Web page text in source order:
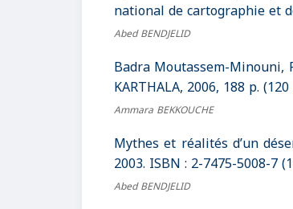
national de cartographie et
Abed BENDJELID
Badra Moutassem-Minouni,
KARTHALA, 2006, 188 p.
Ammara BEKKOUCHE
Mythes et réalités d’un
2003. ISBN : 2-7475-5008-7
Abed BENDJELID